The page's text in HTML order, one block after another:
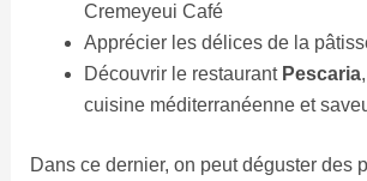
Cremeyeui Café
Apprécier les délices de la
Découvrir le restaurantPescaria
cuisine méditerranéenne et
Dans ce dernier, on peut déguster des